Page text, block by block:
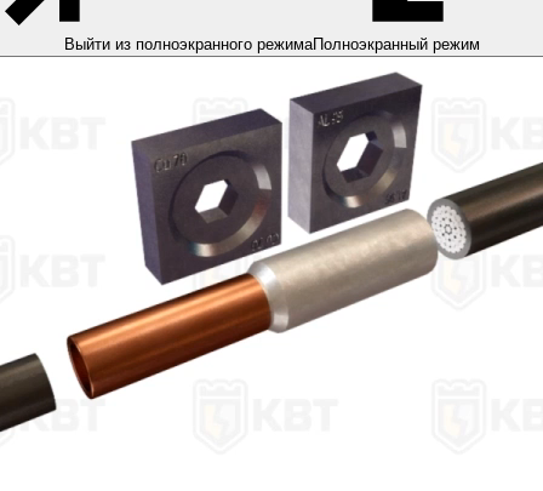
Выйти из полноэкранного режимаПолноэкранный режим